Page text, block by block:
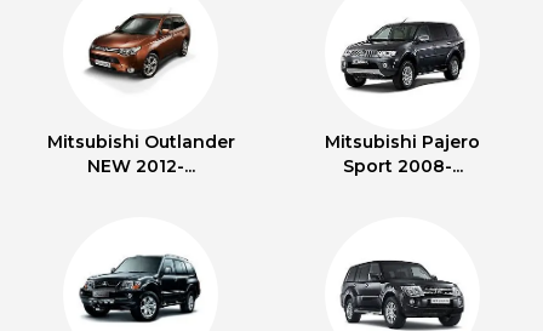
Mitsubishi Outlander
NEW 2012-...
Mitsubishi Pajero
Sport 2008-...